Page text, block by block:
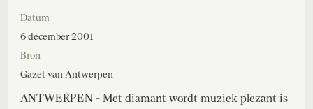
Datum
6 december 2001
Bron
Gazet van Antwerpen
ANTWERPEN - Met diamant wordt muziek plezant is